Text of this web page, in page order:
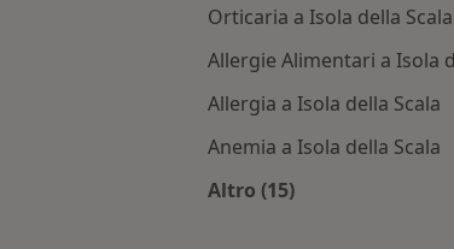
Orticaria a Isola della Scala
Allergie Alimentari a Isola
Allergia a Isola della Scala
Anemia a Isola della Scala
Altro (15)